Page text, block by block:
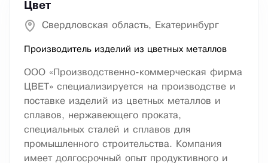
Цвет
Свердловская область, Екатеринбург
Производитель изделий из цветных металлов
ООО «Производственно-коммерческая фирма
ЦВЕТ» специализируется на производстве и
поставке изделий из цветных металлов и
сплавов, нержавеющего проката,
специальных сталей и сплавов для
промышленного строительства. Компания
имеет долгосрочный опыт продуктивного и